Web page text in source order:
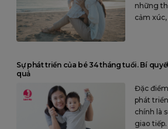
những
cảm
Sự phát triển của bé 34 tháng tuổi. Bí
quả
Đặc
phát
chính là
giao